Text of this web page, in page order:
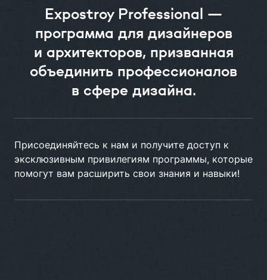
Expostroy Professional —
программа для дизайнеров
и архитекторов, призванная
объединить профессионалов
в сфере дизайна.
Присоединяйтесь к нам и получите доступ к
эксклюзивным привилегиям программы, которые
помогут вам расширить свои знания и навыки!